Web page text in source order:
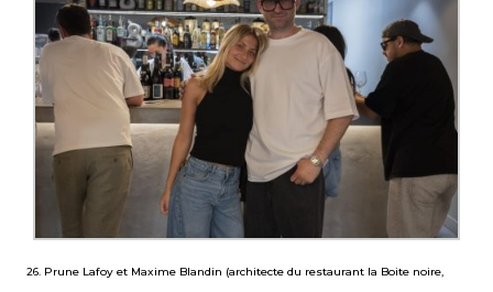
26. Prune Lafoy et Maxime Blandin (architecte du restaurant la Boite noire,